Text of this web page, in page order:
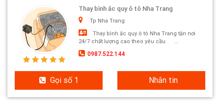
Thay bình ắc quy ô tô Nha Trang
Tp Nha Trang
Thay bình ắc quy ô tô Nha Trang tận nơi
24/7 chất lượng cao theo yêu cầu ...
0987.522.144
Gọi số 1 Nhắn tin